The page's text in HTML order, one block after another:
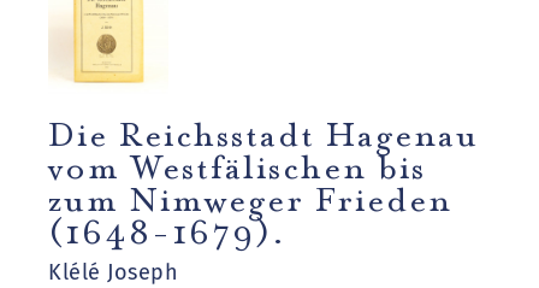
Die Reichsstadt Hagenau
vom Westfälischen bis
zum Nimweger Frieden
(1648-1679).
Klélé Joseph